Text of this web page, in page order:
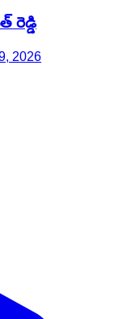
రెడ్డి
2026